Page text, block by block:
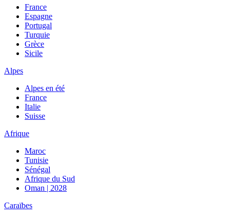
France
Espagne
Portugal
Turquie
Grèce
Sicile
Alpes
Alpes en été
France
Italie
Suisse
Afrique
Maroc
Tunisie
Sénégal
Afrique du Sud
Oman | 2028
Caraïbes